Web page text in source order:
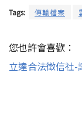
Tags: 傳輸檔案
您也許會喜歡：
立達合法徵信社-